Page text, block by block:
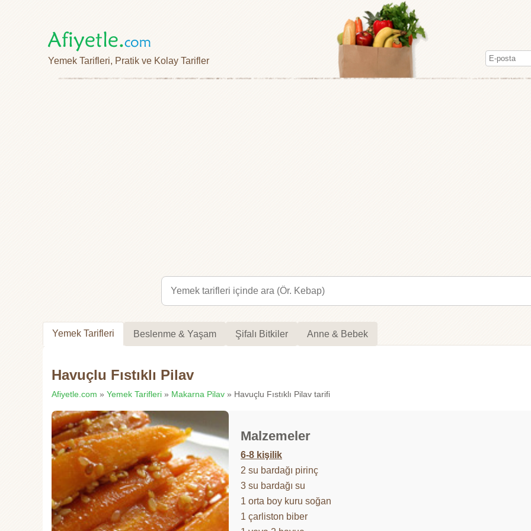
Yemek Tarifleri, Pratik ve Kolay Tarifler
Yemek Tarifleri Beslenme & Yaşam Şifalı Bitkiler Anne & Bebek
Havuçlu Fıstıklı Pilav
Afiyetle.com » Yemek Tarifleri » Makarna Pilav » Havuçlu Fıstıklı Pilav tarifi
Malzemeler
6-8 kişilik
2 su bardağı pirinç
3 su bardağı su
1 orta boy kuru soğan
1 çarliston biber